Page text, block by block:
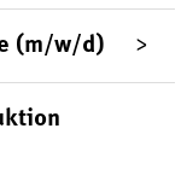
(m/w/d)